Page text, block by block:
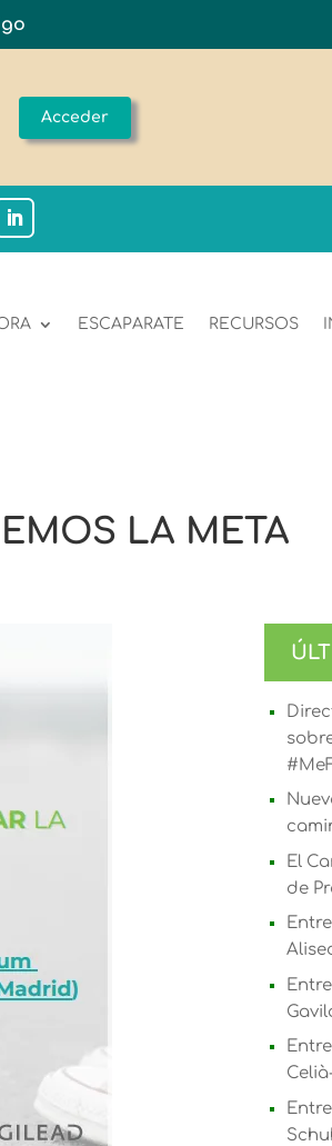
Acceder
ESCAPARATE RECURSOS
LA META
El
de